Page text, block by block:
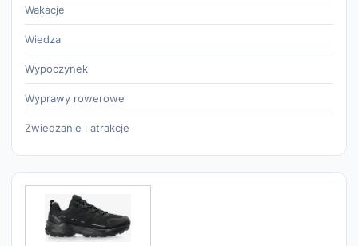
Wakacje
Wiedza
Wypoczynek
Wyprawy rowerowe
Zwiedzanie i atrakcje